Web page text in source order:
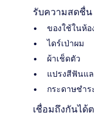
รับความสดชื่น
ของใช้ในห้อ
ไดร์เป่าผม
ผ้าเช็ดตัว
แปรงสีฟันแ
กระดาษชำร
เชื่อมถึงกันได้